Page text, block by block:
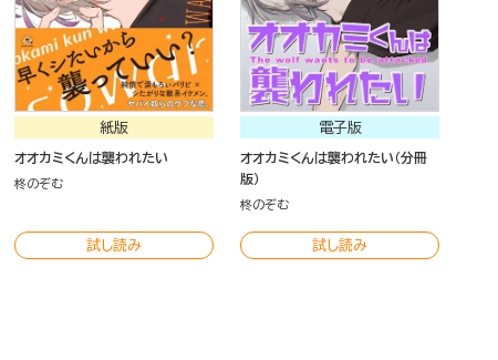
紙版
オオカミくんは襲われたい
柊のぞむ
試し読み
電子版
オオカミくんは襲われたい（分冊
版）
柊のぞむ
試し読み